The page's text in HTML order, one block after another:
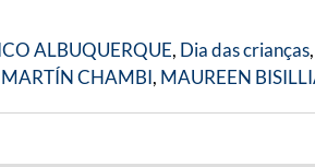
ALBUQUERQUE, Dia das crianças,
MARTÍN CHAMBI, MAUREEN